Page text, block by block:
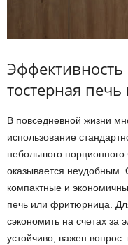
Эффективность
тостерная
В повседневной жизни
использование
небольшого
оказывается
компактные и
печь или фритюрница.
сэкономить на счетах за
устойчиво, важен вопрос: